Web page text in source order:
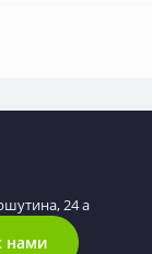
24 а
нами